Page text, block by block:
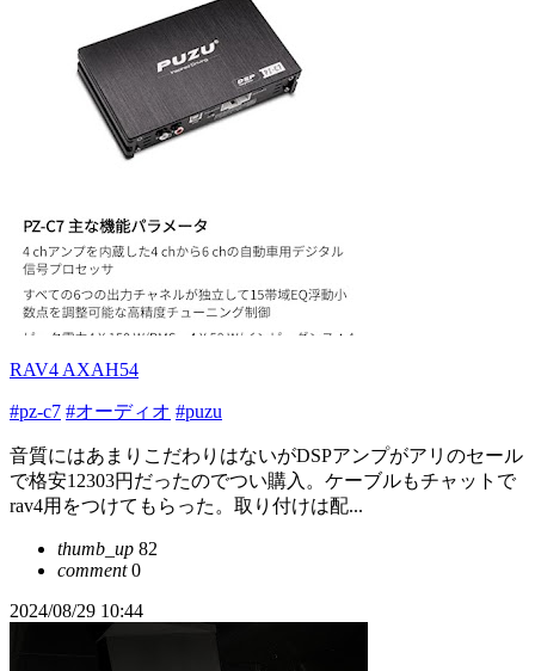
RAV4 AXAH54
#pz-c7 #オーディオ #puzu
音質にはあまりこだわりはないがDSPアンプがアリのセール
で格安12303円だったのでつい購入。ケーブルもチャットで
rav4用をつけてもらった。取り付けは配...
thumb_up 82
comment0
2024/08/29 10:44